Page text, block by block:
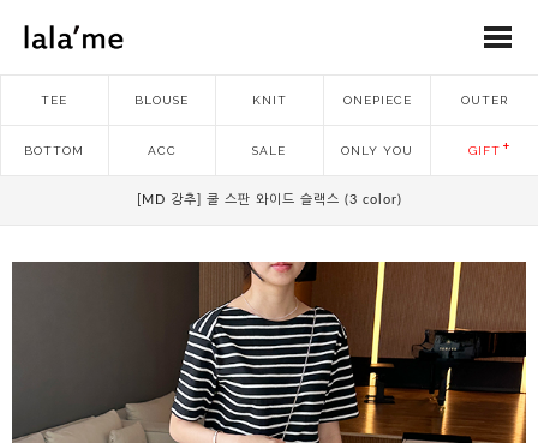
TEE BLOUSE KNIT ONEPIECE OUTER
BOTTOM ACC SALE ONLY YOU GIFT
[MD 강추] 쿨 스판 와이드 슬랙스 (3 color)